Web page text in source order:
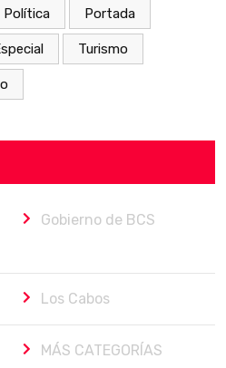
Política Portada
Turismo
Gobierno de BCS
Los Cabos
MÁS CATEGORÍAS